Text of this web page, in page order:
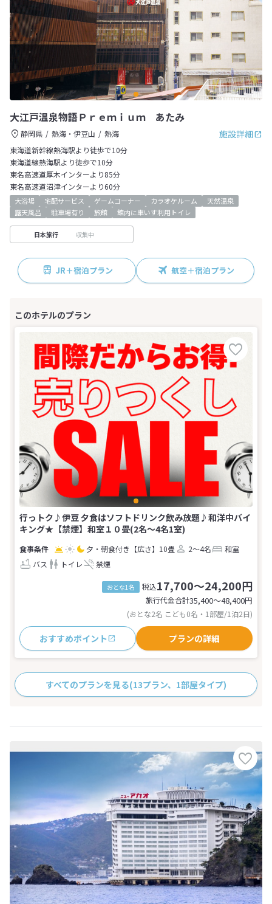
大江戸温泉物語Ｐｒｅｍｉｕｍ あたみ
施設詳細
静岡県 熱海・伊豆山
熱海
東海道新幹線熱海駅より徒歩で10分
東海道線熱海駅より徒歩で10分
東名高速道厚木インターより85分
東名高速道沼津インターより60分
大浴場 宅配サービス ゲームコーナー カラオケルーム
天然温泉
露天風呂
駐車場有り 旅館 館内に車いす利用トイレ
日本旅行 収集中
JR＋宿泊プラン 航空＋宿泊プラン
行っトク♪伊豆 夕食はソフトドリンク飲み放題♪和洋中バイ
キング★【禁煙】和室１０畳(2名～4名1室)
夕・朝食付き 【広さ】10畳 2～4名
和室
バス
トイレ 禁煙
おとな1名 税込17,700～24,200円
旅行代金合計35,400〜48,400円
(おとな2名 こども0名・1部屋/1泊2日)
おすすめポイント プランの詳細
すべてのプランを見る(13プラン、1部屋タイプ)